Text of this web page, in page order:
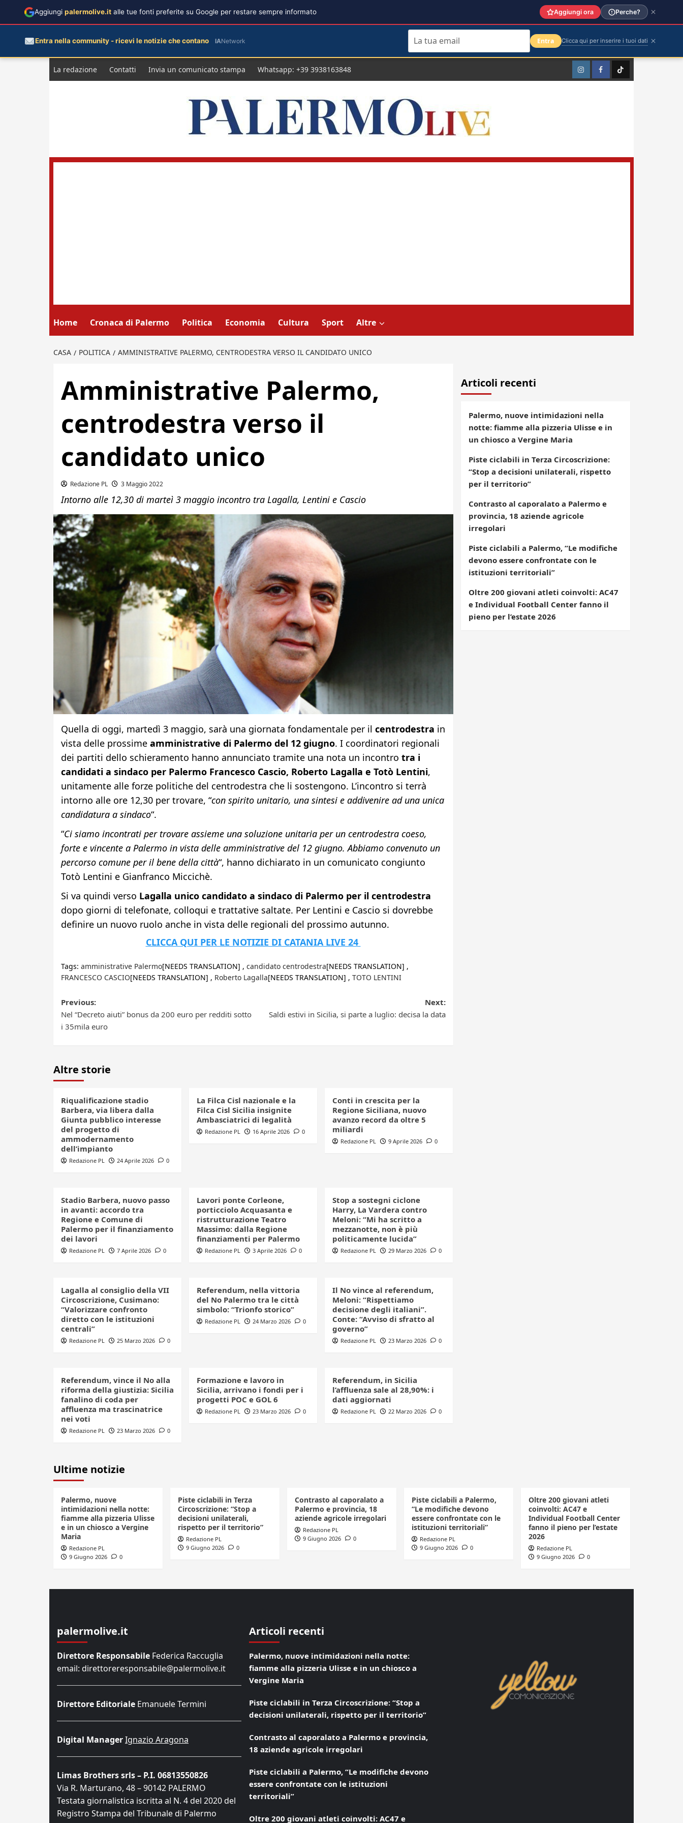
La redazione Contatti Invia un comunicato stampa Whatsapp: +39 3938163848 InstagramFacebookTikTok
Home Cronaca di Palermo Politica Economia Cultura Sport Altre
CASA POLITICA AMMINISTRATIVE PALERMO, CENTRODESTRA VERSO IL CANDIDATO UNICO
Amministrative Palermo,
centrodestra verso il
candidato unico
Redazione PL 3 Maggio 2022
Intorno alle 12,30 di marteì 3 maggio incontro tra Lagalla, Lentini e Cascio
Quella di oggi, martedì 3 maggio, sarà una giornata fondamentale per il centrodestra in
vista delle prossime amministrative di Palermo del 12 giugno. I coordinatori regionali
dei partiti dello schieramento hanno annunciato tramite una nota un incontro tra i
candidati a sindaco per Palermo Francesco Cascio, Roberto Lagalla e Totò Lentini,
unitamente alle forze politiche del centrodestra che li sostengono. L’incontro si terrà
intorno alle ore 12,30 per trovare, “con spirito unitario, una sintesi e addivenire ad una unica
candidatura a sindaco“.
“Ci siamo incontrati per trovare assieme una soluzione unitaria per un centrodestra coeso,
forte e vincente a Palermo in vista delle amministrative del 12 giugno. Abbiamo convenuto un
percorso comune per il bene della città“, hanno dichiarato in un comunicato congiunto
Totò Lentini e Gianfranco Miccichè.
Si va quindi verso Lagalla unico candidato a sindaco di Palermo per il centrodestra
dopo giorni di telefonate, colloqui e trattative saltate. Per Lentini e Cascio si dovrebbe
definire un nuovo ruolo anche in vista delle regionali del prossimo autunno.
CLICCA QUI PER LE NOTIZIE DI CATANIA LIVE 24
Tags: amministrative Palermo[NEEDS TRANSLATION] , candidato centrodestra[NEEDS TRANSLATION] ,
FRANCESCO CASCIO[NEEDS TRANSLATION] , Roberto Lagalla[NEEDS TRANSLATION] , TOTO LENTINI
Post
navigation
Previous:
Nel “Decreto aiuti” bonus da 200 euro per redditi sotto
i 35mila euro
Next:
Saldi estivi in Sicilia, si parte a luglio: decisa la data
Altre storie
Riqualificazione stadio
Barbera, via libera dalla
Giunta pubblico interesse
del progetto di
ammodernamento
dell’impianto
Redazione PL 24 Aprile 2026 0
La Filca Cisl nazionale e la
Filca Cisl Sicilia insignite
Ambasciatrici di legalità
Redazione PL 16 Aprile 2026 0
Conti in crescita per la
Regione Siciliana, nuovo
avanzo record da oltre 5
miliardi
Redazione PL 9 Aprile 2026 0
Stadio Barbera, nuovo passo
in avanti: accordo tra
Regione e Comune di
Palermo per il finanziamento
dei lavori
Redazione PL 7 Aprile 2026 0
Lavori ponte Corleone,
porticciolo Acquasanta e
ristrutturazione Teatro
Massimo: dalla Regione
finanziamenti per Palermo
Redazione PL 3 Aprile 2026 0
Stop a sostegni ciclone
Harry, La Vardera contro
Meloni: “Mi ha scritto a
mezzanotte, non è più
politicamente lucida”
Redazione PL 29 Marzo 2026 0
Lagalla al consiglio della VII
Circoscrizione, Cusimano:
“Valorizzare confronto
diretto con le istituzioni
centrali”
Redazione PL 25 Marzo 2026 0
Referendum, nella vittoria
del No Palermo tra le città
simbolo: “Trionfo storico”
Redazione PL 24 Marzo 2026 0
Il No vince al referendum,
Meloni: “Rispettiamo
decisione degli italiani”.
Conte: “Avviso di sfratto al
governo”
Redazione PL 23 Marzo 2026 0
Referendum, vince il No alla
riforma della giustizia: Sicilia
fanalino di coda per
affluenza ma trascinatrice
nei voti
Redazione PL 23 Marzo 2026 0
Formazione e lavoro in
Sicilia, arrivano i fondi per i
progetti POC e GOL 6
Redazione PL 23 Marzo 2026 0
Referendum, in Sicilia
l’affluenza sale al 28,90%: i
dati aggiornati
Redazione PL 22 Marzo 2026 0
Articoli recenti
Palermo, nuove intimidazioni nella
notte: fiamme alla pizzeria Ulisse e in
un chiosco a Vergine Maria
Piste ciclabili in Terza Circoscrizione:
“Stop a decisioni unilaterali, rispetto
per il territorio”
Contrasto al caporalato a Palermo e
provincia, 18 aziende agricole
irregolari
Piste ciclabili a Palermo, “Le modifiche
devono essere confrontate con le
istituzioni territoriali”
Oltre 200 giovani atleti coinvolti: AC47
e Individual Football Center fanno il
pieno per l’estate 2026
Ultime notizie
Palermo, nuove
intimidazioni nella notte:
fiamme alla pizzeria Ulisse
e in un chiosco a Vergine
Maria
Redazione PL
9 Giugno 2026
0
Piste ciclabili in Terza
Circoscrizione: “Stop a
decisioni unilaterali,
rispetto per il territorio”
Redazione PL
9 Giugno 2026
0
Contrasto al caporalato a
Palermo e provincia, 18
aziende agricole irregolari
Redazione PL
9 Giugno 2026
0
Piste ciclabili a Palermo,
“Le modifiche devono
essere confrontate con le
istituzioni territoriali”
Redazione PL
9 Giugno 2026
0
Oltre 200 giovani atleti
coinvolti: AC47 e
Individual Football Center
fanno il pieno per l’estate
2026
Redazione PL
9 Giugno 2026
0
palermolive.it
Direttore Responsabile Federica Raccuglia
email: direttoreresponsabile@palermolive.it
Direttore Editoriale Emanuele Termini
Digital ManagerIgnazio Aragona
Limas Brothers srls – P.I. 06813550826
Via R. Marturano, 48 – 90142 PALERMO
Testata giornalistica iscritta al N. 4 del 2020 del
Registro Stampa del Tribunale di Palermo
Articoli recenti
Palermo, nuove intimidazioni nella notte:
fiamme alla pizzeria Ulisse e in un chiosco a
Vergine Maria
Piste ciclabili in Terza Circoscrizione: “Stop a
decisioni unilaterali, rispetto per il territorio”
Contrasto al caporalato a Palermo e provincia,
18 aziende agricole irregolari
Piste ciclabili a Palermo, “Le modifiche devono
essere confrontate con le istituzioni
territoriali”
Oltre 200 giovani atleti coinvolti: AC47 e
Aggiungi palermolive.it alle tue fonti preferite su Google per restare sempre informato Aggiungi ora Perche?
Entra nella community - ricevi le notizie che contano IANetwork Entra Clicca qui per inserire i tuoi dati